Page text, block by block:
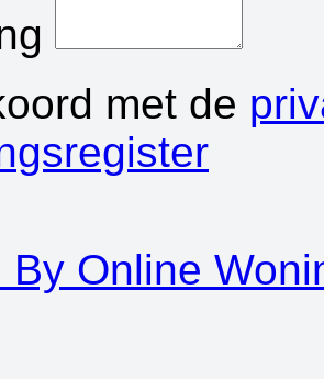
met de
By Online